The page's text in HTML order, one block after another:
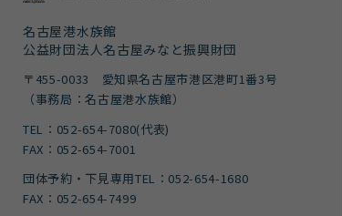
名古屋港水族館
公益財団法人名古屋みなと振興財団
〒455-0033 愛知県名古屋市港区港町1番3号
（事務局：名古屋港水族館）
TEL：052-654-7080(代表)
FAX：052-654-7001
団体予約・下見専用TEL：052-654-1680
FAX：052-654-7499